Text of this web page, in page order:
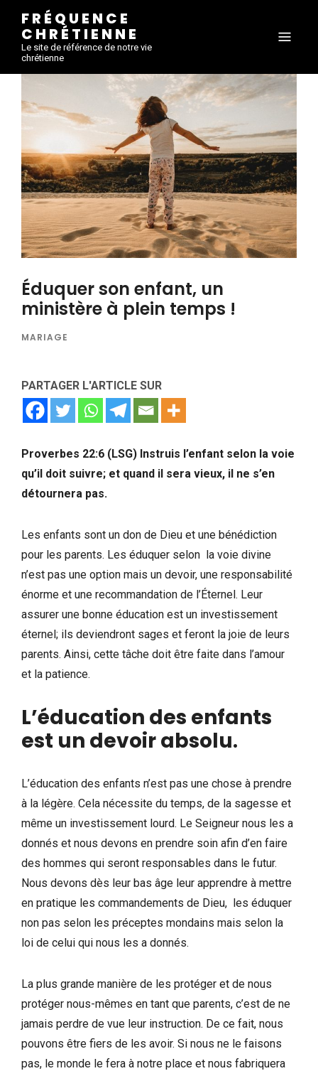
FRÉQUENCE
CHRÉTIENNE
Le site de référence de notre vie
chrétienne
Éduquer son enfant, un
ministère à plein temps !
MARIAGE
PARTAGER L'ARTICLE SUR
Proverbes 22:6 (LSG) Instruis l’enfant selon la voie
qu’il doit suivre; et quand il sera vieux, il ne s’en
détournera pas.
Les enfants sont un don de Dieu et une bénédiction
pour les parents. Les éduquer selon la voie divine
n’est pas une option mais un devoir, une responsabilité
énorme et une recommandation de l’Éternel. Leur
assurer une bonne éducation est un investissement
éternel; ils deviendront sages et feront la joie de leurs
parents. Ainsi, cette tâche doit être faite dans l’amour
et la patience.
L’éducation des enfants
est un devoir absolu.
L’éducation des enfants n’est pas une chose à prendre
à la légère. Cela nécessite du temps, de la sagesse et
même un investissement lourd. Le Seigneur nous les a
donnés et nous devons en prendre soin afin d’en faire
des hommes qui seront responsables dans le futur.
Nous devons dès leur bas âge leur apprendre à mettre
en pratique les commandements de Dieu, les éduquer
non pas selon les préceptes mondains mais selon la
loi de celui qui nous les a donnés.
La plus grande manière de les protéger et de nous
protéger nous-mêmes en tant que parents, c’est de ne
jamais perdre de vue leur instruction. De ce fait, nous
pouvons être fiers de les avoir. Si nous ne le faisons
pas, le monde le fera à notre place et nous fabriquera